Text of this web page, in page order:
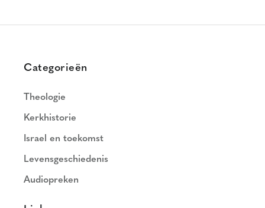
Categorieën
Theologie
Kerkhistorie
Israel en toekomst
Levensgeschiedenis
Audiopreken